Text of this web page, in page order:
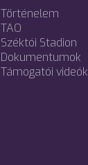
Történelem
TAO
Széktói Stadion
Dokumentumok
Támogatói videók